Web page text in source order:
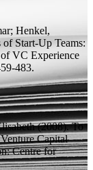
Henkel,
Start-Up Teams:
VC Experience
483.
(2008).To
Capital
Centre for